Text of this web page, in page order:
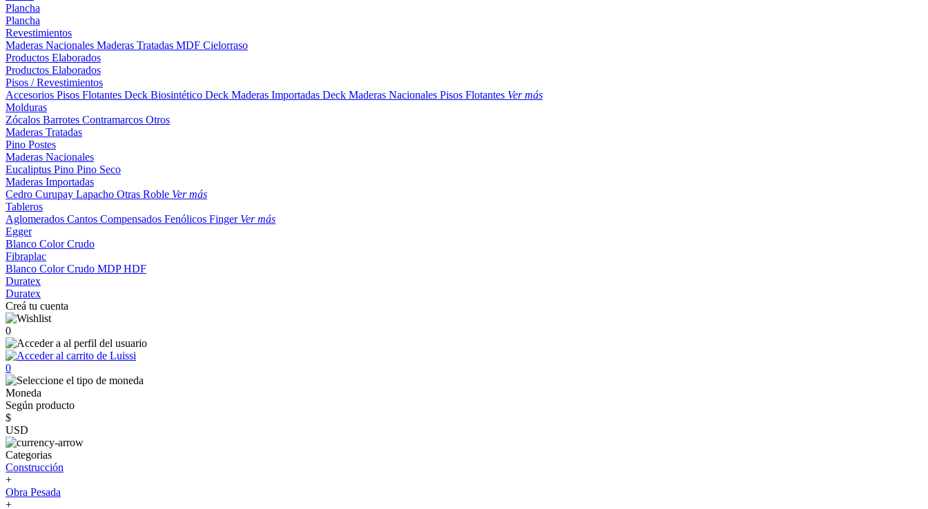
Plancha
Plancha
Revestimientos
Maderas Nacionales Maderas Tratadas MDF Cielorraso
Productos Elaborados
Productos Elaborados
Pisos / Revestimientos
Accesorios Pisos Flotantes Deck Biosintético Deck Maderas Importadas Deck Maderas Nacionales Pisos Flotantes Ver más
Molduras
Zócalos Barrotes Contramarcos Otros
Maderas Tratadas
Pino Postes
Maderas Nacionales
Eucaliptus Pino Pino Seco
Maderas Importadas
Cedro Curupay Lapacho Otras Roble Ver más
Tableros
Aglomerados Cantos Compensados Fenólicos Finger Ver más
Egger
Blanco ColorCrudo
Fibraplac
Blanco ColorCrudo MDPHDF
Duratex
Duratex
Creá tu cuenta
0
0
Moneda
Según producto
$
USD
Categorias
Construcción
+
Obra Pesada
+